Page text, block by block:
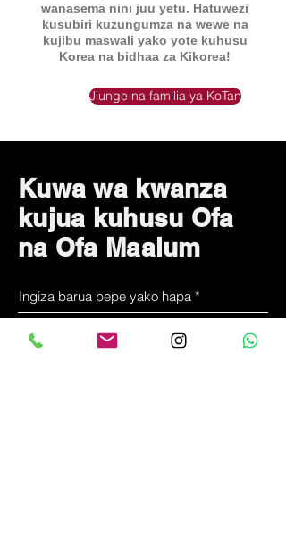
wanasema nini juu yetu. Hatuwezi
kusubiri kuzungumza na wewe na
kujibu maswali yako yote kuhusu
Korea na bidhaa za Kikorea!
Jiunge na familia ya KoTan
Kuwa wa kwanza
kujua kuhusu Ofa
na Ofa Maalum
Jisajili Sasa